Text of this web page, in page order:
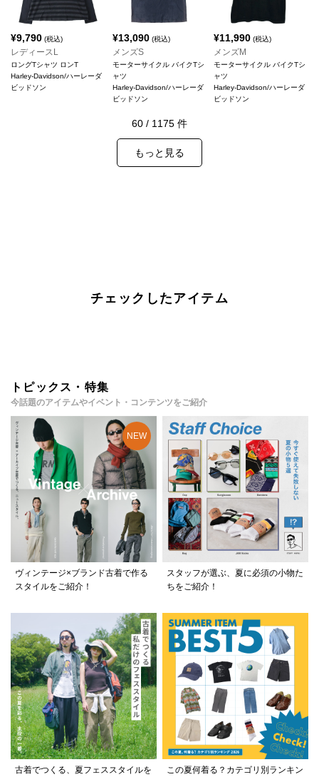
¥9,790 (税込)
レディースL
ロングTシャツ ロンT
Harley-Davidson/ハーレーダ
ビッドソン
¥13,090(税込)
メンズS
モーターサイクル バイクTシ
ャツ
Harley-Davidson/ハーレーダ
ビッドソン
¥11,990 (税込)
メンズM
モーターサイクル バイクTシ
ャツ
Harley-Davidson/ハーレーダ
ビッドソン
60 / 1175 件
もっと見る
チェックしたアイテム
トピックス・特集
今話題のアイテムやイベント・コンテンツをご紹介
ヴィンテージ×ブランド古着で作る
スタイルをご紹介！
スタッフが選ぶ、夏に必須の小物た
ちをご紹介！
古着でつくる、夏フェススタイルを
この夏何着る？カテゴリ別ランキン